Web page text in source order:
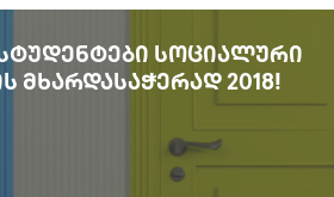
ᲡᲢᲣᲓᲔᲜᲢᲔᲑᲘ ᲡᲝᲪᲘᲐᲚᲣᲠᲘ
ᲛᲮᲐᲠᲓᲐᲡᲐᲭᲔᲠᲐᲓ 2018!